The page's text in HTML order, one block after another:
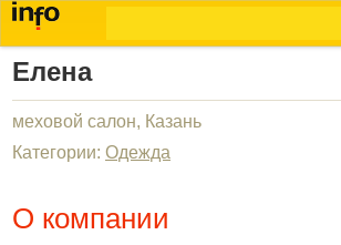
Елена
меховой салон, Казань
Категории: Одежда
О компании